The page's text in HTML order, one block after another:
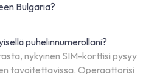
Bulgaria?
puhelinnumerollani?
nykyinen SIM-korttisi pysyy
tavoitettavissa. Operaattorisi